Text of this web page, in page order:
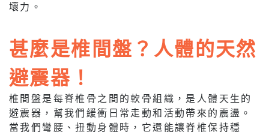
壞力。
甚麼是椎間盤？人體的天然
避震器！
椎間盤是每脊椎骨之間的軟骨組織，是人體天生的
避震器，幫我們緩衝日常走動和活動帶來的震盪。
當我們彎腰、扭動身體時，它還能讓脊椎保持穩